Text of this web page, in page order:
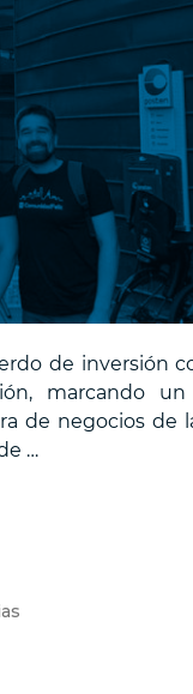
de inversión
marcando
de negocios de
…